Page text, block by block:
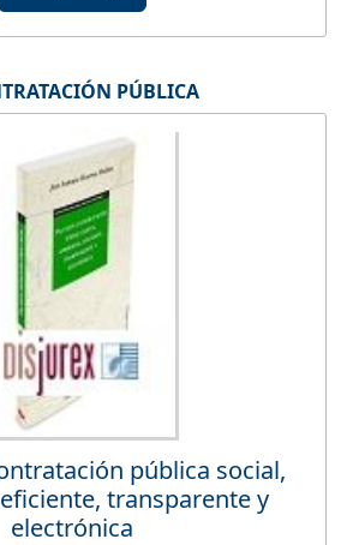
PÚBLICA
pública social,
transparente y
electrónica